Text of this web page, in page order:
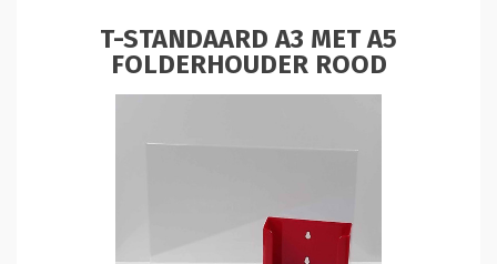
T-STANDAARD A3 MET A5
FOLDERHOUDER ROOD